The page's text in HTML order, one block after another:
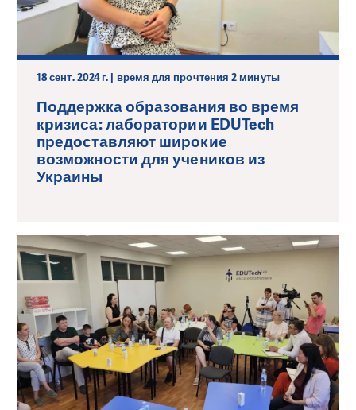
18 сент. 2024 г. | время для прочтения 2 минуты
Поддержка образования во время
кризиса: лаборатории EDUTech
предоставляют широкие
возможности для учеников из
Украины